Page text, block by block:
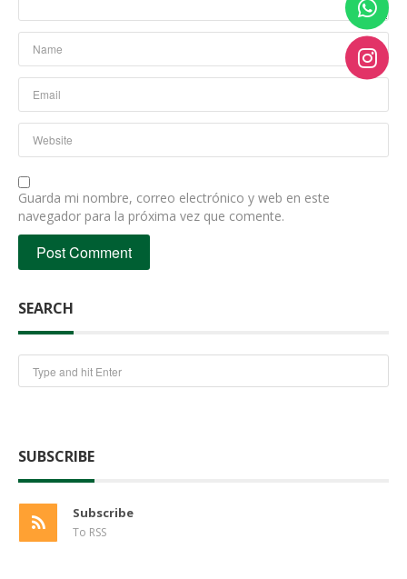
Guarda mi nombre, correo electrónico y web en este
navegador para la próxima vez que comente.
SEARCH
SUBSCRIBE
Subscribe
To RSS